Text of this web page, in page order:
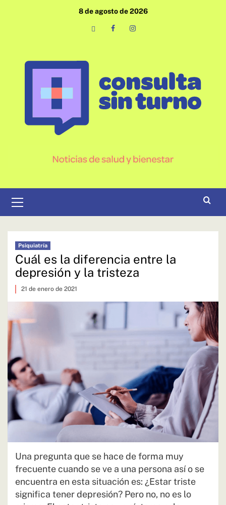
8 de agosto de 2026
primario
Psiquiatría
Cuál es la diferencia entre la
depresión y la tristeza
21 de enero de 2021
Una pregunta que se hace de forma muy
frecuente cuando se ve a una persona así o se
encuentra en esta situación es: ¿Estar triste
significa tener depresión? Pero no, no es lo